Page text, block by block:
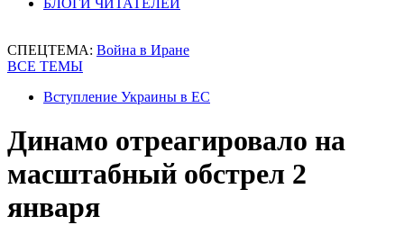
БЛОГИ ЧИТАТЕЛЕЙ
СПЕЦТЕМА: Война в Иране
ВСЕ ТЕМЫ
Вступление Украины в ЕС
Динамо отреагировало на
масштабный обстрел 2
января